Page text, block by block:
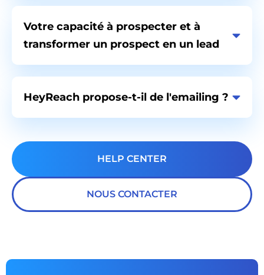
Votre capacité à prospecter et à
transformer un prospect en un lead
HeyReach propose-t-il de l'emailing ?
HELP CENTER
NOUS CONTACTER